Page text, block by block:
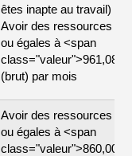
êtes inapte au travail)
Avoir des ressources
ou égales à <span
class="valeur">961,08
(brut) par mois
Avoir des ressources
ou égales à <span
class="valeur">860,00